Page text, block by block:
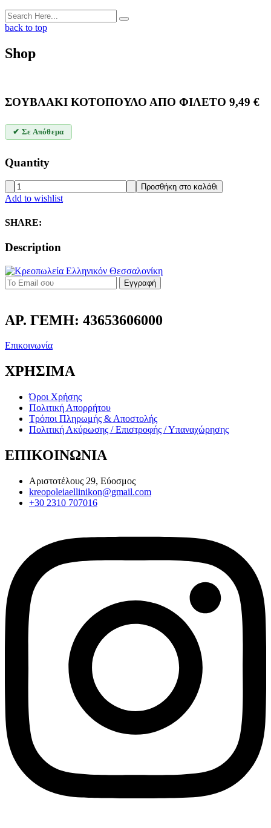
back to top
Shop
ΣΟΥΒΛΑΚΙ ΚΟΤΟΠΟΥΛΟ ΑΠΟ ΦΙΛΕΤΟ 9,49 €
✔ Σε Απόθεμα
Quantity
ΣΟΥΒΛΑΚΙ
ΚΟΤΟΠΟΥΛΟ
ΦΙΛΕΤΟ
quantity
Προσθήκη στο καλάθι
Add to wishlist
SHARE:
Description
Εγγραφή
ΑΡ. ΓΕΜΗ: 43653606000
Επικοινωνία
ΧΡΗΣΙΜΑ
Όροι Χρήσης
Πολιτική Απορρήτου
Τρόποι Πληρωμής & Αποστολής
Πολιτική Ακύρωσης / Επιστροφής / Υπαναχώρησης
ΕΠΙΚΟΙΝΩΝΙΑ
Αριστοτέλους 29, Εύοσμος
kreopoleiaellinikon@gmail.com
+30 2310 707016